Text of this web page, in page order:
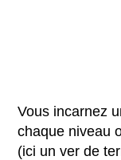
Vous incarnez
chaque niveau
(ici un ver de